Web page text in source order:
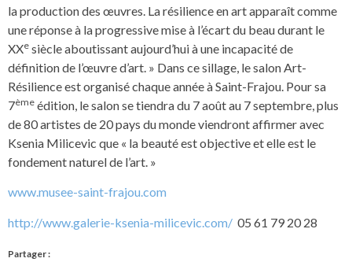
la production des œuvres. La résilience en art apparaît comme
une réponse à la progressive mise à l’écart du beau durant le
XXe siècle aboutissant aujourd’hui à une incapacité de
définition de l’œuvre d’art. » Dans ce sillage, le salon Art-
Résilience est organisé chaque année à Saint-Frajou. Pour sa
7ème édition, le salon se tiendra du 7 août au 7 septembre, plus
de 80 artistes de 20 pays du monde viendront affirmer avec
Ksenia Milicevic que « la beauté est objective et elle est le
fondement naturel de l’art. »
www.musee-saint-frajou.com
http://www.galerie-ksenia-milicevic.com/ 05 61 79 20 28
Partager :